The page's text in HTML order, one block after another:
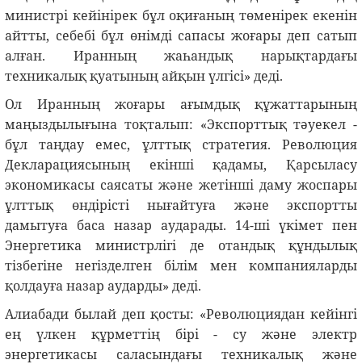
министрі кейінірек бұл оқиғаның төменірек екенін
айтты, себебі бұл өнімді сапасы жоғары деп сатып
алған. Иранның жаһандық нарықтардағы
техникалық қуатының айқын үлгісі» деді.
Ол Иранның жоғары ағымдық құжаттарының
маңыздылығына тоқталып: «Экспорттық тәуекел -
бұл таңдау емес, ұлттық стратегия. Революция
Декларациясының екінші қадамы, Қарсыласу
экономикасы саясаты және жетінші даму жоспары
ұлттық өндірісті нығайтуға және экспортты
дамытуға баса назар аударады. 14-ші үкімет пен
Энергетика министрлігі де отандық құндылық
тізбегіне негізделген білім мен компанияларды
қолдауға назар аударды» деді.
Алиабади былай деп қосты: «Революциядан кейінгі
ең үлкен құрметтің бірі - су және электр
энергетикасы саласындағы техникалық және